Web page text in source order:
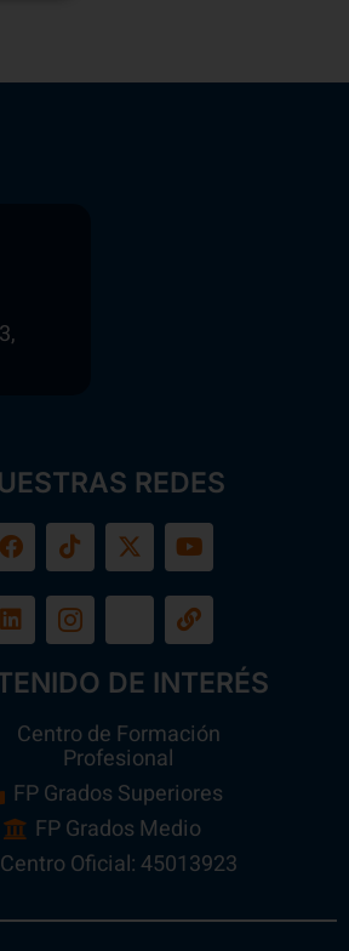
REDES
DE INTERÉS
Centro de Formación
Profesional
FP Grados Superiores
FP Grados Medio
Centro Oficial: 45013923